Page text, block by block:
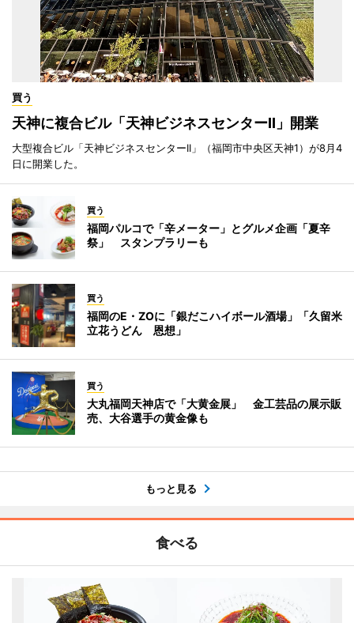
買う
天神に複合ビル「天神ビジネスセンターII」開業
大型複合ビル「天神ビジネスセンターII」（福岡市中央区天神1）が8月4
日に開業した。
買う
福岡パルコで「辛メーター」とグルメ企画「夏辛
祭」 スタンプラリーも
買う
福岡のE・ZOに「銀だこハイボール酒場」「久留米
立花うどん 恩想」
買う
大丸福岡天神店で「大黄金展」 金工芸品の展示販
売、大谷選手の黄金像も
もっと見る
食べる